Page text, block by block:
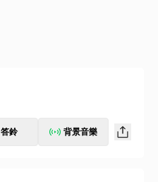
答鈴 背景音樂